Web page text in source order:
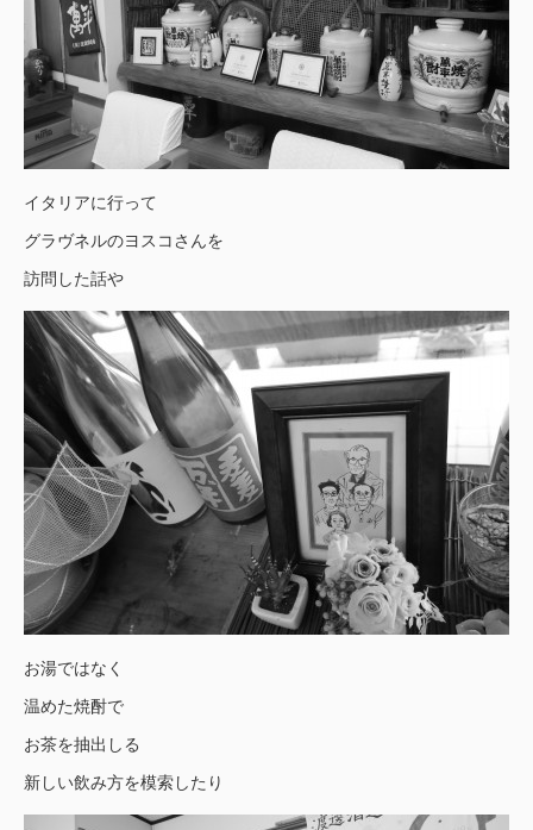
イタリアに行って
グラヴネルのヨスコさんを
訪問した話や
お湯ではなく
温めた焼酎で
お茶を抽出しる
新しい飲み方を模索したり